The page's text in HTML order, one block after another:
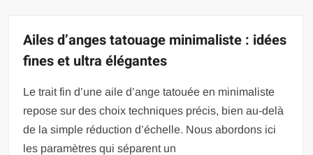
Ailes d’anges tatouage minimaliste : idées
fines et ultra élégantes
Le trait fin d’une aile d’ange tatouée en minimaliste
repose sur des choix techniques précis, bien au-delà
de la simple réduction d’échelle. Nous abordons ici
les paramètres qui séparent un